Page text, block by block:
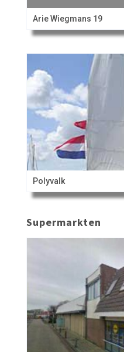
Arie Wiegmans 19
Polyvalk
Supermarkten